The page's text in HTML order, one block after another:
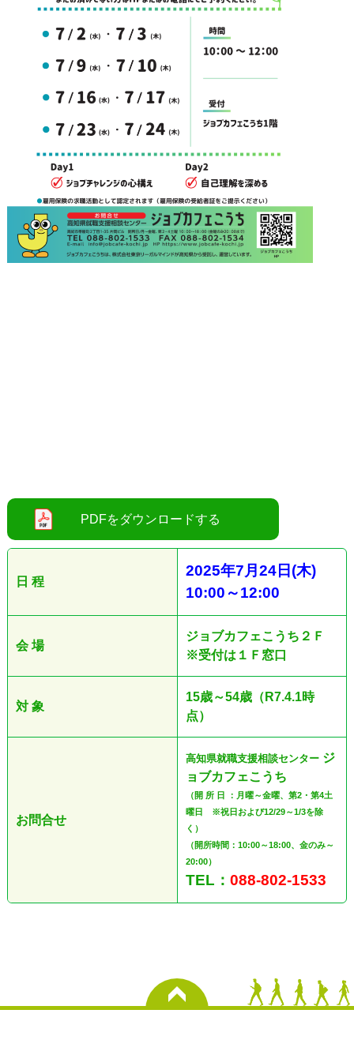
日 程
2025年7月24日 (木)
10:00 ～12:00
会 場
ジョブカフェこうち２Ｆ
※受付は１Ｆ窓口
対 象
15歳～54歳（R7.4.1時
点）
お問合せ
高知県就職支援相談センター ジ
ョブカフェこうち
（開 所 日 ：月曜～金曜、第2・第4土
曜日 ※祝日および12/29～1/3を除
く）
（開所時間：10:00～18:00、金のみ～
20:00）
TEL： 088-802-1533